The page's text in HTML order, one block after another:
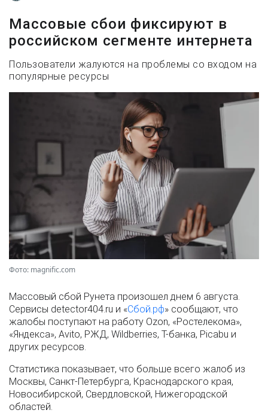
Массовые сбои фиксируют в
российском сегменте интернета
Пользователи жалуются на проблемы со входом на
популярные ресурсы
Фото: magnific.com
Массовый сбой Рунета произошел днем 6 августа.
Сервисы detector404.ru и «Сбой.рф» сообщают, что
жалобы поступают на работу Ozon, «Ростелекома»,
«Яндекса», Avito, РЖД, Wildberries, Т-банка, Picabu и
других ресурсов.
Статистика показывает, что больше всего жалоб из
Москвы, Санкт-Петербурга, Краснодарского края,
Новосибирской, Свердловской, Нижегородской
областей.